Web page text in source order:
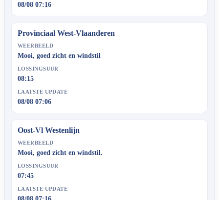
08/08 07:16
Provinciaal West-Vlaanderen
WEERBEELD
Mooi, goed zicht en windstil
LOSSINGSUUR
08:15
LAATSTE UPDATE
08/08 07:06
Oost-Vl Westenlijn
WEERBEELD
Mooi, goed zicht en windstil.
LOSSINGSUUR
07:45
LAATSTE UPDATE